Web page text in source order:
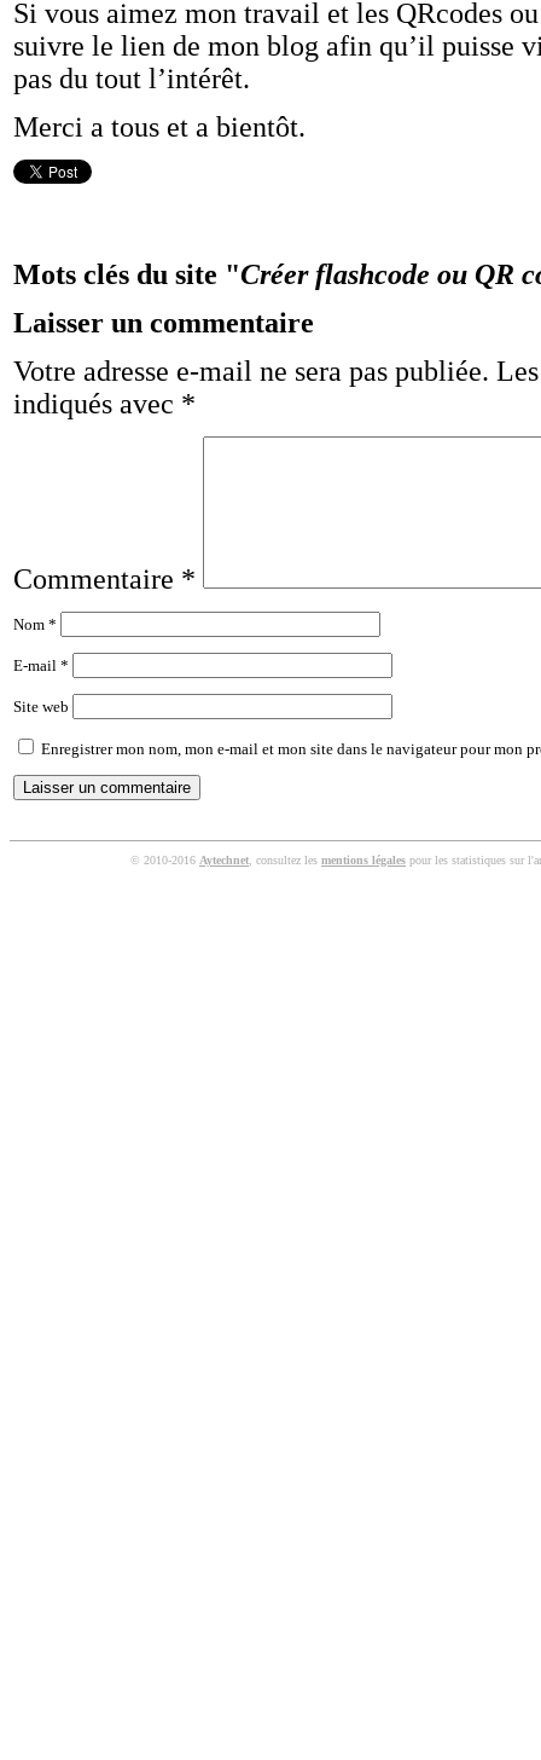
Si vous aimez mon travail et les QRcodes
suivre le lien de mon blog afin qu’il puisse
pas du tout l’intérêt.
Merci a tous et a bientôt.
Mots clés du site "Créer flashcode ou QR
Laisser un commentaire
Votre adresse e-mail ne sera pas publiée.
indiqués avec *
Commentaire *
Nom *
E-mail *
Site web
Enregistrer mon nom, mon e-mail et mon site dans le navigateur pour mon
© 2010-2016 Aytechnet , consultez les mentions légales pour les statistiques sur